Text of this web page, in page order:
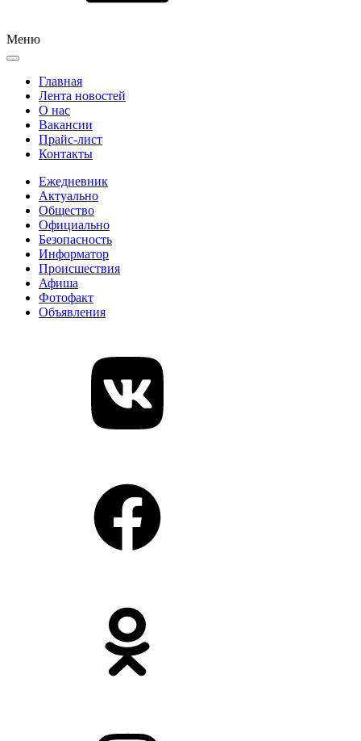
Меню
Главная
Лента новостей
О нас
Вакансии
Прайс-лист
Контакты
Ежедневник
Актуально
Общество
Официально
Безопасность
Информатор
Происшествия
Афиша
Фотофакт
Объявления